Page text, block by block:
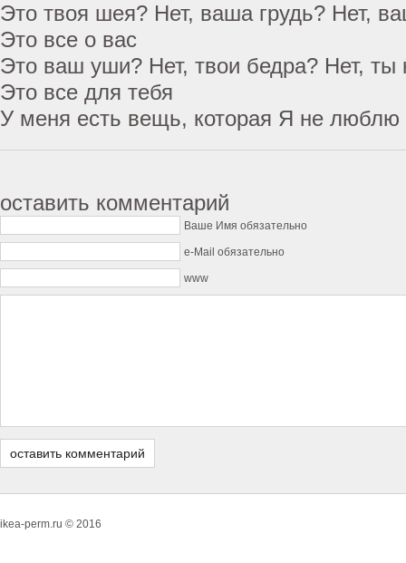
Это твоя шея? Нет, ваша грудь? Нет,
Это все о вас
Это ваш уши? Нет, твои бедра? Нет, ты
Это все для тебя
У меня есть вещь, которая Я не люблю
оставить комментарий
Ваше Имя обязательно
e-Mail обязательно
www
ikea-perm.ru © 2016